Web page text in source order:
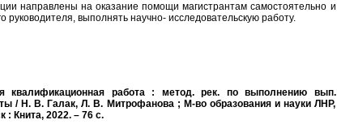
направлены на оказание помощи магистрантам самостоятельно и
руководителя, выполнять научно- исследовательскую работу.
квалификационная работа : метод. рек. по выполнению вып.
/ Н. В. Галак, Л. В. Митрофанова ; М-во образования и науки ЛНР,
: Книта, 2022. – 76 с.